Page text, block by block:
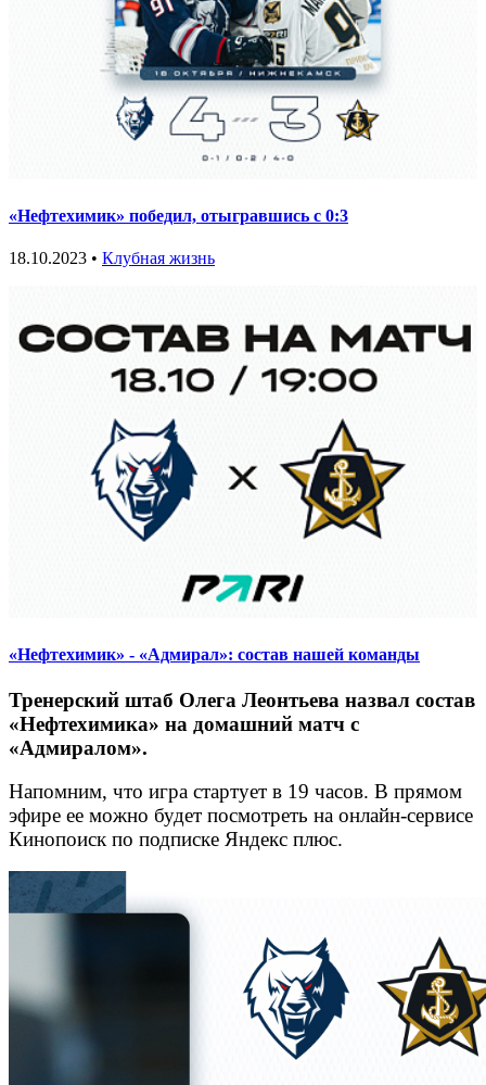
«Нефтехимик» победил, отыгравшись с 0:3
18.10.2023 • Клубная жизнь
«Нефтехимик» - «Адмирал»: состав нашей команды
Тренерский штаб Олега Леонтьева назвал состав
«Нефтехимика» на домашний матч с
«Адмиралом».
Напомним, что игра стартует в 19 часов. В прямом
эфире ее можно будет посмотреть на онлайн-сервисе
Кинопоиск по подписке Яндекс плюс.